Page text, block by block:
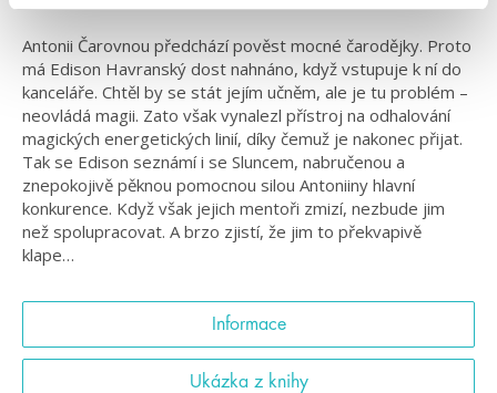
Antonii Čarovnou předchází pověst mocné čarodějky. Proto
má Edison Havranský dost nahnáno, když vstupuje k ní do
kanceláře. Chtěl by se stát jejím učněm, ale je tu problém –
neovládá magii. Zato však vynalezl přístroj na odhalování
magických energetických linií, díky čemuž je nakonec přijat.
Tak se Edison seznámí i se Sluncem, nabručenou a
znepokojivě pěknou pomocnou silou Antoniiny hlavní
konkurence. Když však jejich mentoři zmizí, nezbude jim
než spolupracovat. A brzo zjistí, že jim to překvapivě
klape…
Informace
Ukázka z knihy